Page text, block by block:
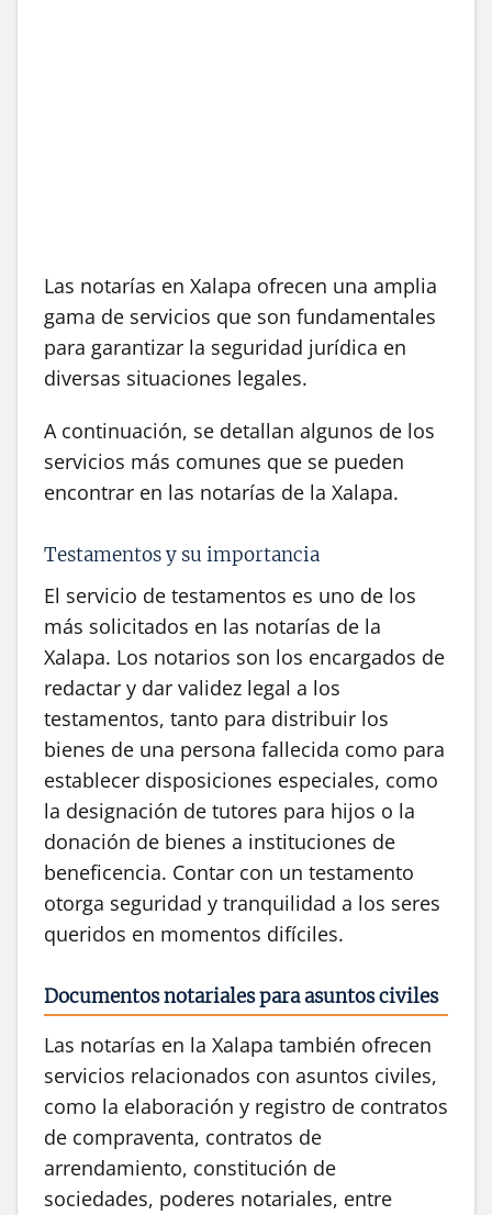
Las notarías en Xalapa ofrecen una amplia
gama de servicios que son fundamentales
para garantizar la seguridad jurídica en
diversas situaciones legales.
A continuación, se detallan algunos de los
servicios más comunes que se pueden
encontrar en las notarías de la Xalapa.
Testamentos y su importancia
El servicio de testamentos es uno de los
más solicitados en las notarías de la
Xalapa. Los notarios son los encargados de
redactar y dar validez legal a los
testamentos, tanto para distribuir los
bienes de una persona fallecida como para
establecer disposiciones especiales, como
la designación de tutores para hijos o la
donación de bienes a instituciones de
beneficencia. Contar con un testamento
otorga seguridad y tranquilidad a los seres
queridos en momentos difíciles.
Documentos notariales para asuntos civiles
Las notarías en la Xalapa también ofrecen
servicios relacionados con asuntos civiles,
como la elaboración y registro de contratos
de compraventa, contratos de
arrendamiento, constitución de
sociedades, poderes notariales, entre